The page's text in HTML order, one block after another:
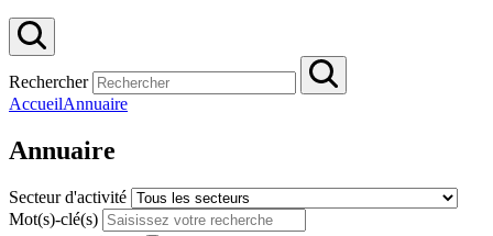
Rechercher
AccueilAnnuaire
Annuaire
Secteur d'activité
Mot(s)-clé(s)